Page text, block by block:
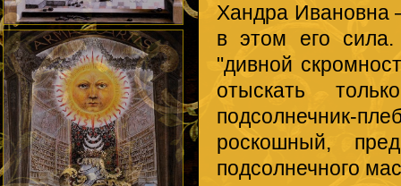
Хандра Ивановна
в этом его
"дивной
отыскать
подсолнечник-
роскошный,
подсолнечного